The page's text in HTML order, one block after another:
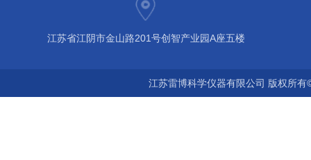
江苏省江阴市金山路201号创智产业园A座五楼
江苏雷博科学仪器有限公司 版权所